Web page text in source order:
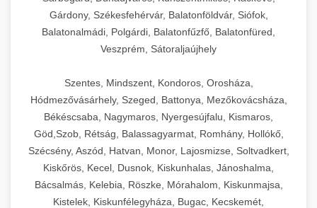
Gárdony, Székesfehérvár, Balatonföldvár, Siófok,
Balatonalmádi, Polgárdi, Balatonfűzfő, Balatonfüred,
Veszprém, Sátoraljaújhely
Szentes, Mindszent, Kondoros, Orosháza,
Hódmezővásárhely, Szeged, Battonya, Mezőkovácsháza,
Békéscsaba, Nagymaros, Nyergesújfalu, Kismaros,
Göd,Szob, Rétság, Balassagyarmat, Romhány, Hollókő,
Szécsény, Aszód, Hatvan, Monor, Lajosmizse, Soltvadkert,
Kiskőrös, Kecel, Dusnok, Kiskunhalas, Jánoshalma,
Bácsalmás, Kelebia, Röszke, Mórahalom, Kiskunmajsa,
Kistelek, Kiskunfélegyháza, Bugac, Kecskemét,